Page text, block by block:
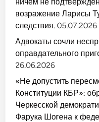
возражение Ларисы
следствия. 05.07.2026
Адвокаты сочли
оправдательного
26.06.2026
«Не допустить
Конституции КБР»:
Черкесской
Фарука Шогена к